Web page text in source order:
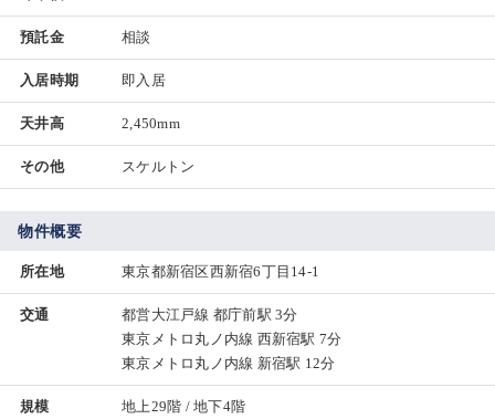
預託金 相談
入居時期 即入居
天井高 2,450mm
その他 スケルトン
物件概要
所在地 東京都新宿区西新宿6丁目14-1
交通
都営大江戸線 都庁前駅 3分
東京メトロ丸ノ内線 西新宿駅 7分
東京メトロ丸ノ内線 新宿駅 12分
規模 地上29階 / 地下4階